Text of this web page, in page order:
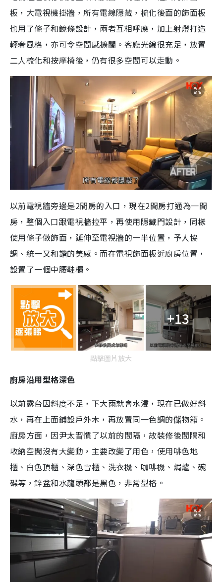
板，大電視機掛牆，所有電線隱藏，梳化後面的飾面板
也用了條子和鏡條設計，兩者互相呼應，加上射燈打造
輕奢風格，亦可令空間感擴闊。客廳光線很充足，放置
二人梳化和按摩椅後，仍有很多空間可以走動。
以前電視牆旁邊是2間房的入口，現在2間房打通為一間
房，整個入口跟電視牆拉平，再使用隱藏門設計，同樣
使用條子做飾面，延伸至電視牆的一半位置，予人協
調、統一又和諧的美感。而在電視飾面板近廚房位置，
設置了一個中腰鞋櫃。
+13
點擊圖片放大
廚房沿用型格深色
以前露台因斜度不足，下大雨就會水浸，現在已做好斜
水，再在上面鋪設戶外木，再放置同一色調的儲物箱。
廚房方面，因尹太習慣了以前的間隔，故裝修後間隔和
收納空間沒有大變動，主要改變了用色，使用啡色地
櫃、白色頂櫃、深色雪櫃、洗衣機、咖啡機、焗爐、碗
碟等，鋅盆和水龍頭都是黑色，非常型格。